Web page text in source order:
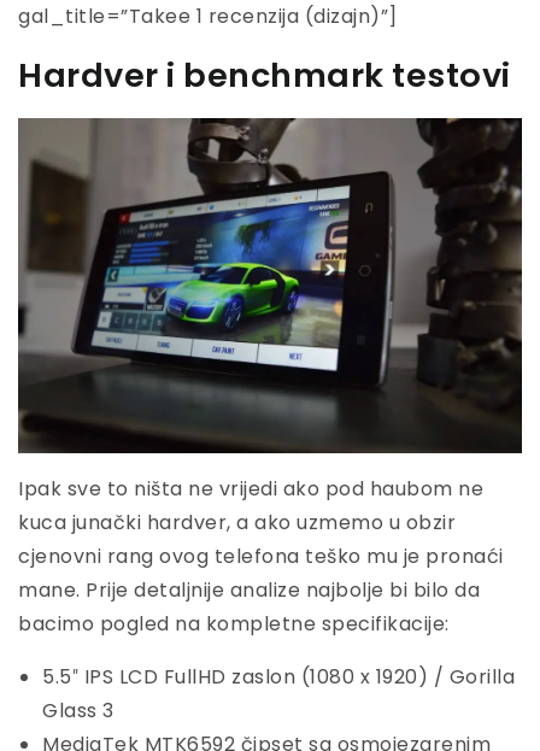
gal_title=”Takee 1 recenzija (dizajn)”]
Hardver i benchmark testovi
Ipak sve to ništa ne vrijedi ako pod haubom ne
kuca junački hardver, a ako uzmemo u obzir
cjenovni rang ovog telefona teško mu je pronaći
mane. Prije detaljnije analize najbolje bi bilo da
bacimo pogled na kompletne specifikacije:
5.5″ IPS LCD FullHD zaslon (1080 x 1920) / Gorilla
Glass 3
MediaTek MTK6592 čipset sa osmojezgrenim